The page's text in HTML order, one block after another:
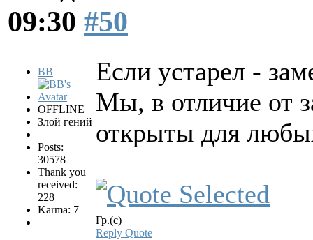
09:30 #50
BB
OFFLINE
Злой гений
Posts:
30578
Thank you
received:
228
Karma: 7
Если устарел -
Мы, в отличие от
открыты для
Гр.(с)
Reply Quote